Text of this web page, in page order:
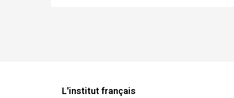
L'institut français